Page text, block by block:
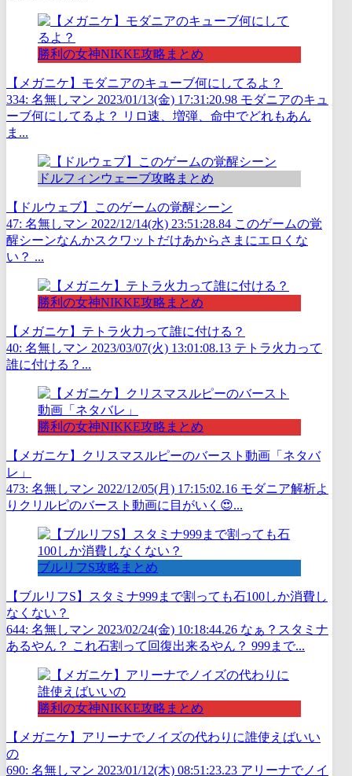
勝利の女神NIKKE攻略まとめ
【メガニケ】モダニアのキューブ何にしてるよ？
334: 名無しマン 2023/01/13(金) 17:31:20.98 モダニアのキュ
ーブ何にしてるよ？ リロ速、増弾、命中でどれもあん
ま...
ドルフィンウェーブ攻略まとめ
【ドルウェブ】このゲームの覚醒シーン
47: 名無しマン 2022/12/14(水) 23:51:28.84 このゲームの覚
醒シーンなんかスクワットだけあからさまにエロくな
い？ ...
勝利の女神NIKKE攻略まとめ
【メガニケ】テトラ火力って誰に付ける？
40: 名無しマン 2023/03/07(火) 13:01:08.13 テトラ火力って
誰に付ける？...
勝利の女神NIKKE攻略まとめ
【メガニケ】クリスマスルピーのバースト動画「ネタバ
レ」
473: 名無しマン 2022/12/05(月) 17:15:02.16 モダニア解析よ
りクリルピのバースト動画に目がいく😍...
ブルリフS攻略まとめ
【ブルリフS】スタミナ999まで割っても石100しか消費し
なくない？
644: 名無しマン 2023/02/24(金) 10:18:44.26 なぁ？スタミナ
あるやん？ これ石割って回復出来るやん？ 999まで...
勝利の女神NIKKE攻略まとめ
【メガニケ】アリーナでノイズの代わりに誰使えばいい
の
690: 名無しマン 2023/01/12(木) 08:51:23.23 アリーナでノイ